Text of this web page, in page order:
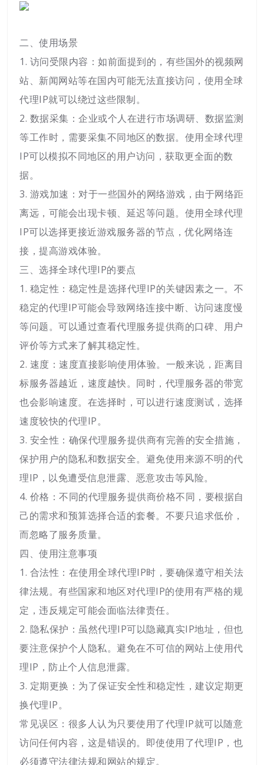
二、使用场景
1. 访问受限内容：如前面提到的，有些国外的视频网
站、新闻网站等在国内可能无法直接访问，使用全球
代理IP就可以绕过这些限制。
2. 数据采集：企业或个人在进行市场调研、数据监测
等工作时，需要采集不同地区的数据。使用全球代理
IP可以模拟不同地区的用户访问，获取更全面的数
据。
3. 游戏加速：对于一些国外的网络游戏，由于网络距
离远，可能会出现卡顿、延迟等问题。使用全球代理
IP可以选择更接近游戏服务器的节点，优化网络连
接，提高游戏体验。
三、选择全球代理IP的要点
1. 稳定性：稳定性是选择代理IP的关键因素之一。不
稳定的代理IP可能会导致网络连接中断、访问速度慢
等问题。可以通过查看代理服务提供商的口碑、用户
评价等方式来了解其稳定性。
2. 速度：速度直接影响使用体验。一般来说，距离目
标服务器越近，速度越快。同时，代理服务器的带宽
也会影响速度。在选择时，可以进行速度测试，选择
速度较快的代理IP。
3. 安全性：确保代理服务提供商有完善的安全措施，
保护用户的隐私和数据安全。避免使用来源不明的代
理IP，以免遭受信息泄露、恶意攻击等风险。
4. 价格：不同的代理服务提供商价格不同，要根据自
己的需求和预算选择合适的套餐。不要只追求低价，
而忽略了服务质量。
四、使用注意事项
1. 合法性：在使用全球代理IP时，要确保遵守相关法
律法规。有些国家和地区对代理IP的使用有严格的规
定，违反规定可能会面临法律责任。
2. 隐私保护：虽然代理IP可以隐藏真实IP地址，但也
要注意保护个人隐私。避免在不可信的网站上使用代
理IP，防止个人信息泄露。
3. 定期更换：为了保证安全性和稳定性，建议定期更
换代理IP。
常见误区：很多人认为只要使用了代理IP就可以随意
访问任何内容，这是错误的。即使使用了代理IP，也
必须遵守法律法规和网站的规定。